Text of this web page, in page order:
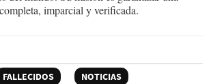
imparcial y verificada.
FALLECIDOS
NOTICIAS